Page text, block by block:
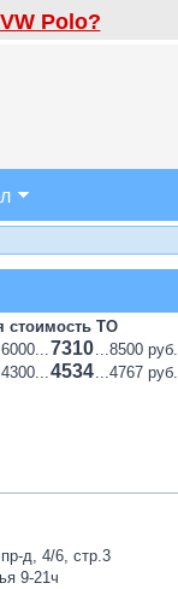
Polo?
стоимость ТО
7310...8500 руб.
4534...4767 руб.
д, 4/6, стр.3
9-21ч